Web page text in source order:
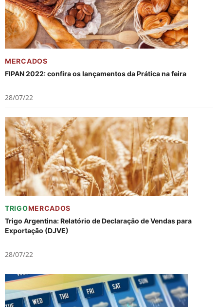
MERCADOS
FIPAN 2022: confira os lançamentos da Prática na feira
28/07/22
TRIGOMERCADOS
Trigo Argentina: Relatório de Declaração de Vendas para
Exportação (DJVE)
28/07/22